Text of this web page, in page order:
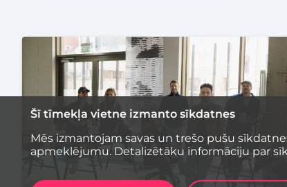
Šī tīmekļa vietne izmanto sīkdatnes
Mēs izmantojam savas un trešo pušu
apmeklējumu. Detalizētāku informāciju par